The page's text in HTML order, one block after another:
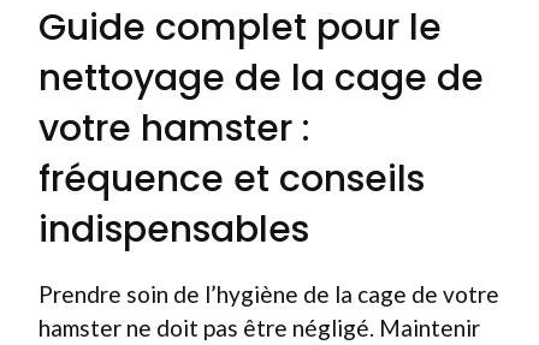
Guide complet pour le
nettoyage de la cage de
votre hamster :
fréquence et conseils
indispensables
Prendre soin de l’hygiène de la cage de votre
hamster ne doit pas être négligé. Maintenir